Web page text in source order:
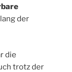
der
die
trotz der